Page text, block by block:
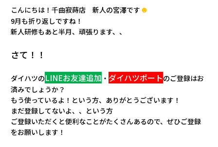
イベント・キャンペーン
ご購入者サポート
会社情報
こんにちは！千曲寂蒔店 新人の宮澤です ☻
9月も折り返しですね！
新人研修もあと半月、頑張ります、、
さて！！
ダイハツのLINEお友達追加 ・ ダイハツポートのご登録はお
済みでしょうか？
もう使っているよ！という方、ありがとうございます！
まだ登録してないよ、、という方
ご登録いただくと便利なことがたくさんあるので、ぜひご登録
をお願いします！